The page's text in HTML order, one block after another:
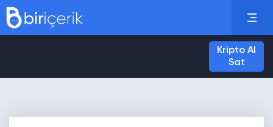
Kripto Al
Sat